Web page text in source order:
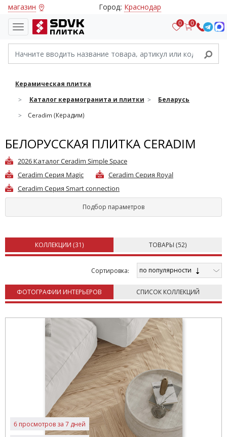
магазин Город: Краснодар
0 0
Керамическая плитка
Каталог керамогранита и плитки
Беларусь
Ceradim (Керадим)
БЕЛОРУССКАЯ ПЛИТКА CERADIM
2026 Каталог Ceradim Simple Space
Ceradim Cерия Magic
Ceradim Cерия Royal
Ceradim Cерия Smart connection
Подбор параметров
КОЛЛЕКЦИИ (31) ТОВАРЫ (52)
Cортировка: по популярности
ФОТОГРАФИИ ИНТЕРЬЕРОВ СПИСОК КОЛЛЕКЦИЙ
6 просмотров за 7 дней